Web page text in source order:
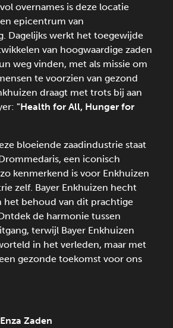
overnames is deze locatie
epicentrum van
Dagelijks werkt het toegewijde
van hoogwaardige zaden
weg vinden, met als missie om
te voorzien van gezond
draagt met trots bij aan
"Health for All, Hunger for
bloeiende zaadindustrie staat
een iconisch
kenmerkend is voor Enkhuizen
zelf. Bayer Enkhuizen hecht
het behoud van dit prachtige
de harmonie tussen
terwijl Bayer Enkhuizen
in het verleden, maar met
gezonde toekomst voor ons
Enza Zaden